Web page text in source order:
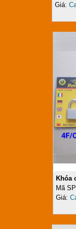
Giá:
Khóa
Mã
Giá: